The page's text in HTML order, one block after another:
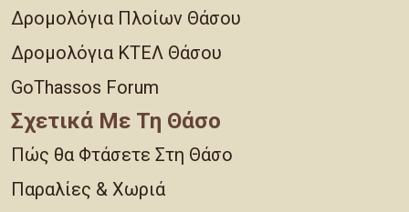
Δρομολόγια Πλοίων Θάσου
Δρομολόγια ΚΤΕΛ Θάσου
GoThassos Forum
Σχετικά Με Τη Θάσο
Πώς θα Φτάσετε Στη Θάσο
Παραλίες & Χωριά